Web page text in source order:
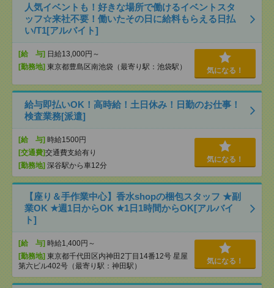
人気イベントも！好きな場所で働けるイベントスタ
ッフ☆来社不要！働いたその日に給料もらえる日払
い/T1[アルバイト]
[給 与] 日給13,000円～
[勤務地] 東京都豊島区南池袋（最寄り駅：池袋駅） 気になる！
給与即払いOK！高時給！土日休み！日勤のお仕事！
検査業務[派遣]
[給 与] 時給1500円
[交通費]交通費支給有り
[勤務地] 深谷駅から車12分
気になる！
【座り＆手作業中心】香水shopの梱包スタッフ ★副
業OK ★週1日からOK ★1日1時間からOK[アルバイ
ト]
[給 与] 時給1,400円～
[勤務地] 東京都千代田区内神田2丁目14番12号 星屋
第六ビル402号（最寄り駅：神田駅）
気になる！